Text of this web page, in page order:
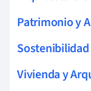
Patrimonio y
Vivienda y